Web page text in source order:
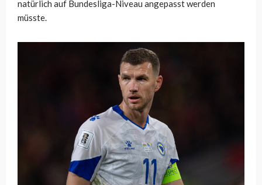
natürlich auf Bundesliga-Niveau angepasst werden
müsste.